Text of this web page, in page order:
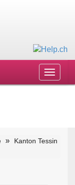
Toggle
Kanton Tessin